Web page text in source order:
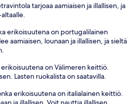
tarjoaa aamiaisen ja illallisen, ja
erikoisuutena on portugalilainen
aamiaisen, lounaan ja illallisen, ja sieltä
on Välimeren keittiö.
Lasten ruokalista on saatavilla.
erikoisuutena on italialainen keittiö.